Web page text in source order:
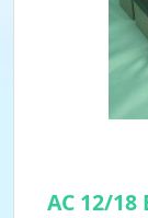
AC 12/18